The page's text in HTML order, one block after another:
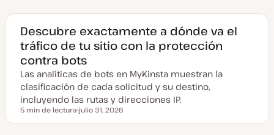
c
u
a
l
i
a
d
a
Descubre exactamente a dónde va el
tráfico de tu sitio con la protección
contra bots
Las analíticas de bots en MyKinsta muestran la
clasificación de cada solicitud y su destino,
incluyendo las rutas y direcciones IP.
Tiempo de lectura
5 min de lectura
e
julio 31, 2026